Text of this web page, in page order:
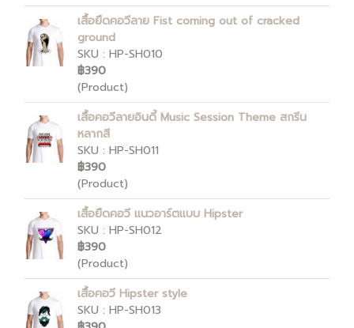
เสื้อยืดคอวีลาย Fist coming out of cracked
ground
SKU : HP-SH010
฿390
(Product)
เสื้อคอวีลายอินดี้ Music Session Theme สกรีน
หลากสี
SKU : HP-SH011
฿390
(Product)
เสื้อยืดคอวี แนวอาร์ตแบบ Hipster
SKU : HP-SH012
฿390
(Product)
เสื้อคอวี Hipster style
SKU : HP-SH013